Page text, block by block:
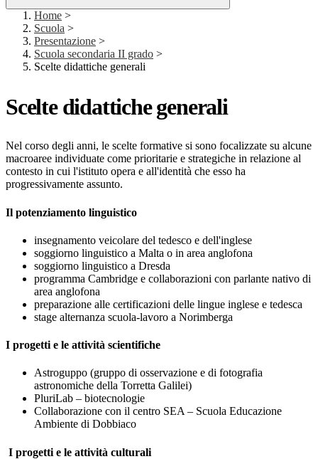
Home >
Scuola >
Presentazione >
Scuola secondaria II grado >
Scelte didattiche generali
Scelte didattiche generali
Nel corso degli anni, le scelte formative si sono focalizzate su alcune
macroaree individuate come prioritarie e strategiche in relazione al
contesto in cui l'istituto opera e all'identità che esso ha
progressivamente assunto.
Il potenziamento linguistico
insegnamento veicolare del tedesco e dell'inglese
soggiorno linguistico a Malta o in area anglofona
soggiorno linguistico a Dresda
programma Cambridge e collaborazioni con parlante nativo di
area anglofona
preparazione alle certificazioni delle lingue inglese e tedesca
stage alternanza scuola-lavoro a Norimberga
I progetti e le attività scientifiche
Astroguppo (gruppo di osservazione e di fotografia
astronomiche della Torretta Galilei)
PluriLab – biotecnologie
Collaborazione con il centro SEA – Scuola Educazione
Ambiente di Dobbiaco
I progetti e le attività culturali